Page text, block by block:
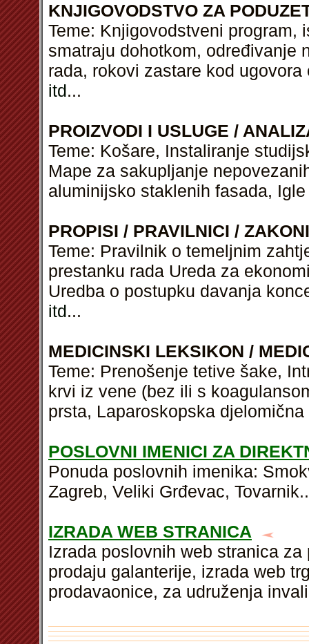
KNJIGOVODSTVO ZA
Teme: Knjigovodstveni program,
smatraju dohotkom, određivanje
rada, rokovi zastare kod
itd...
PROIZVODI I USLUGE /
Teme: Košare, Instaliranje
Mape za sakupljanje
aluminijsko staklenih fasada,
PROPISI / PRAVILNICI / ZAKONI
Teme: Pravilnik o temeljnim
prestanku rada Ureda za
Uredba o postupku davanja
itd...
MEDICINSKI LEKSIKON /
Teme: Prenošenje tetive šake,
krvi iz vene (bez ili s
prsta, Laparoskopska
POSLOVNI IMENICI ZA
Ponuda poslovnih imenika:
Zagreb, Veliki Grđevac,
IZRADA WEB STRANICA
Izrada poslovnih web stranica
prodaju galanterije, izrada web
prodavaonice, za udruženja